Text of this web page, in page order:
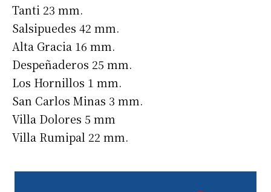
Tanti 23 mm.
Salsipuedes 42 mm.
Alta Gracia 16 mm.
Despeñaderos 25 mm.
Los Hornillos 1 mm.
San Carlos Minas 3 mm.
Villa Dolores 5 mm
Villa Rumipal 22 mm.